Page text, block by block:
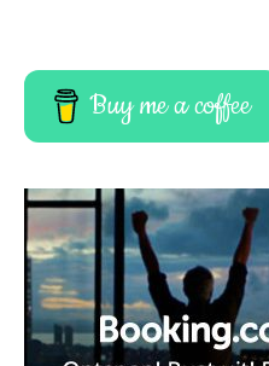
Buy me a coffee